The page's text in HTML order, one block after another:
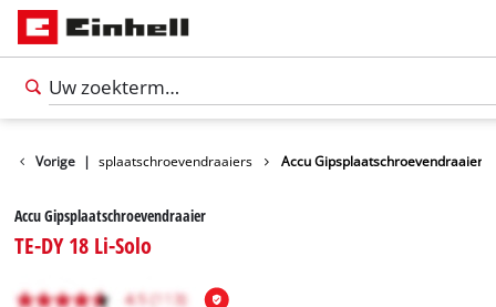
Vorige |Gipsplaatschroevendraaiers Accu Gipsplaatschroevendraaier
Accu Gipsplaatschroevendraaier
TE-DY 18 Li-Solo